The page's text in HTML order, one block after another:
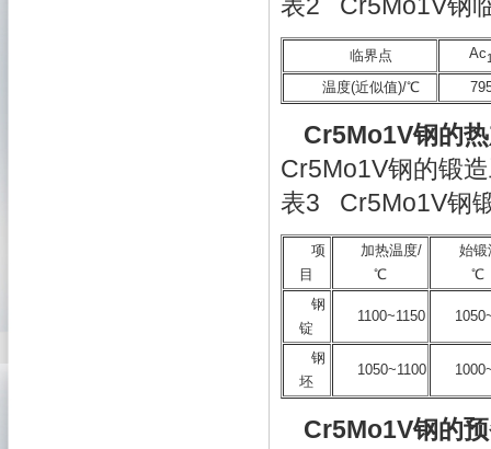
临界点 Ac
温度(近似值)/℃
Cr5Mo1V钢的
Cr5Mo1V钢的锻
表3 Cr5Mo1V钢
项
目
加热温度/
℃
始锻
℃
钢
锭
1100~1150
钢
坯
1050~1100
Cr5Mo1V钢的